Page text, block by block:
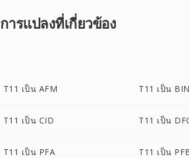
การแปลงที่เกี่ยวข้อง
T11 เป็น AFM T11 เป็น BIN
T11 เป็น CID T11 เป็น
T11 เป็น PFA T11 เป็น